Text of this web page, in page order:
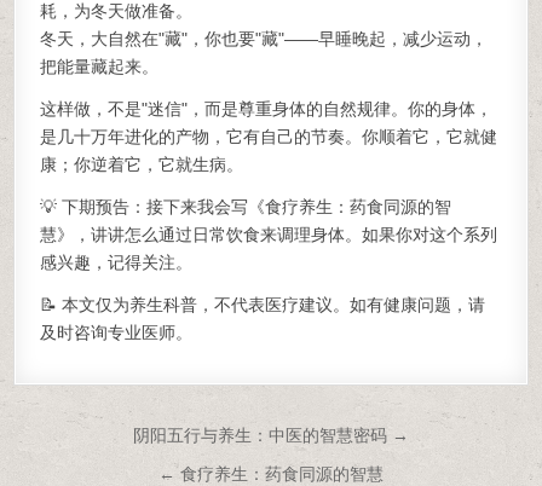
耗，为冬天做准备。
冬天，大自然在"藏"，你也要"藏"——早睡晚起，减少运动，
把能量藏起来。
这样做，不是"迷信"，而是尊重身体的自然规律。你的身体，
是几十万年进化的产物，它有自己的节奏。你顺着它，它就健
康；你逆着它，它就生病。
💡 下期预告：接下来我会写《食疗养生：药食同源的智
慧》，讲讲怎么通过日常饮食来调理身体。如果你对这个系列
感兴趣，记得关注。
📝 本文仅为养生科普，不代表医疗建议。如有健康问题，请
及时咨询专业医师。
文章导航阴阳五行与养生：中医的智慧密码 →
← 食疗养生：药食同源的智慧